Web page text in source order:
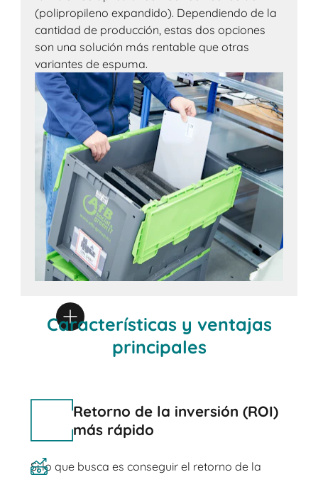
(polipropileno expandido). Dependiendo de la
cantidad de producción, estas dos opciones
son una solución más rentable que otras
variantes de espuma.
Características y ventajas
principales
Retorno de la inversión (ROI)
más rápido
Si lo que busca es conseguir el retorno de la